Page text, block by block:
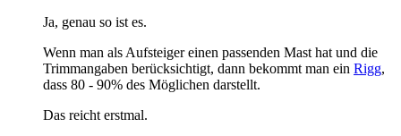
Ja, genau so ist es.
Wenn man als Aufsteiger einen passenden Mast hat und die
Trimmangaben berücksichtigt, dann bekommt man ein Rigg,
dass 80 - 90% des Möglichen darstellt.
Das reicht erstmal.